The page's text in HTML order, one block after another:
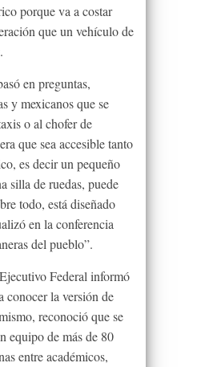
porque va a costar
que un vehículo de
en preguntas,
y mexicanos que se
o al chofer de
que sea accesible tanto
es decir un pequeño
silla de ruedas, puede
todo, está diseñado
en la conferencia
del pueblo”.
Federal informó
conocer la versión de
reconoció que se
equipo de más de 80
entre académicos,